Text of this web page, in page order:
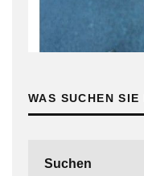
WAS SUCHEN SIE